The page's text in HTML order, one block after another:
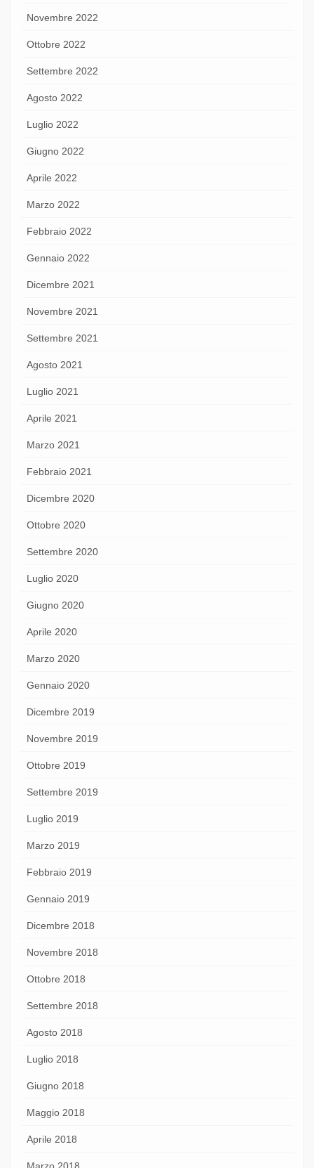
Novembre 2022
Ottobre 2022
Settembre 2022
Agosto 2022
Luglio 2022
Giugno 2022
Aprile 2022
Marzo 2022
Febbraio 2022
Gennaio 2022
Dicembre 2021
Novembre 2021
Settembre 2021
Agosto 2021
Luglio 2021
Aprile 2021
Marzo 2021
Febbraio 2021
Dicembre 2020
Ottobre 2020
Settembre 2020
Luglio 2020
Giugno 2020
Aprile 2020
Marzo 2020
Gennaio 2020
Dicembre 2019
Novembre 2019
Ottobre 2019
Settembre 2019
Luglio 2019
Marzo 2019
Febbraio 2019
Gennaio 2019
Dicembre 2018
Novembre 2018
Ottobre 2018
Settembre 2018
Agosto 2018
Luglio 2018
Giugno 2018
Maggio 2018
Aprile 2018
Marzo 2018